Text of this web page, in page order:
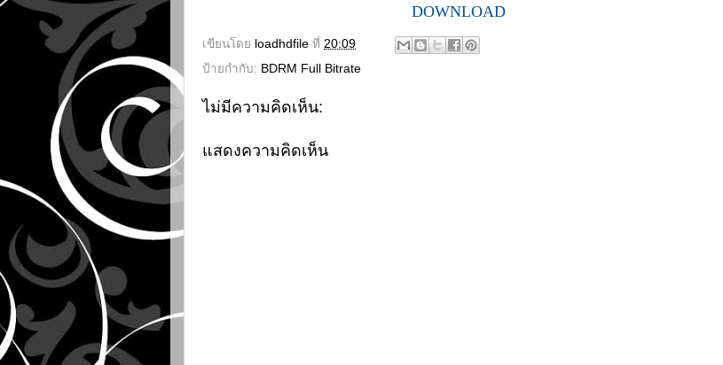
DOWNLOAD
เขียนโดย loadhdfile ที่ 20:09
ป้ายกำกับ: BDRM Full Bitrate
ไม่มีความคิดเห็น:
แสดงความคิดเห็น